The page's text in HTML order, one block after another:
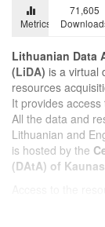
Metrics
71,605
Lithuanian Data
(LiDA) is a virtual
resources
It provides
All the data and
Lithuanian and
is hosted by the
(DAtA) of